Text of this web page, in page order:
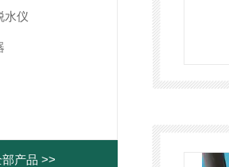
水仪
产品 >>